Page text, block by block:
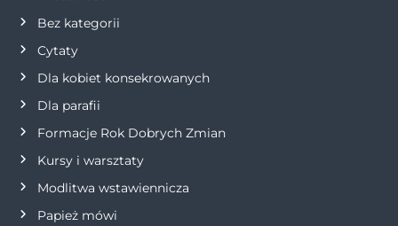
j
a
w
p
i
Bez kategorii
Cytaty
Dla kobiet konsekrowanych
Dla parafii
Formacje Rok Dobrych Zmian
Kursy i warsztaty
Modlitwa wstawiennicza
Papież mówi